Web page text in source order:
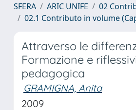
SFERA ARIC UNIFE
02
02.1 Contributo in volume
Attraverso le
Formazione e
pedagogica
GRAMIGNA, Anita
2009